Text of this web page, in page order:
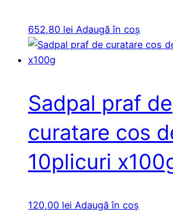
652,80 lei Adaugă în coș
Sadpal praf de
curatare cos
10plicuri
120,00 lei Adaugă în coș